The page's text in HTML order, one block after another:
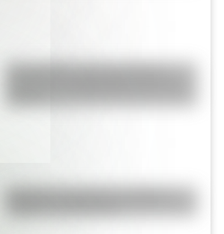
Efemérides: tres cosas que
agosto
Bandera de Bolivia: historia,